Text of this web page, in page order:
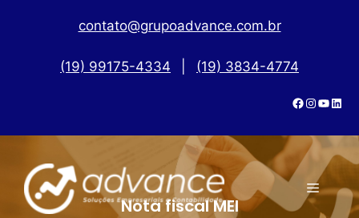
contato@grupoadvance.com.br
(19) 99175-4334 (19) 3834-4774
Nota fiscal MEI